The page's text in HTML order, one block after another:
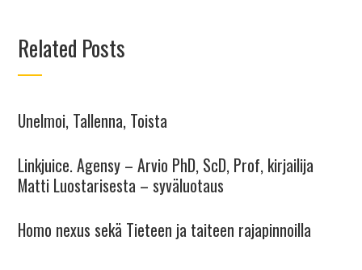
Related Posts
Unelmoi, Tallenna, Toista
Linkjuice. Agensy – Arvio PhD, ScD, Prof, kirjailija
Matti Luostarisesta – syväluotaus
Homo nexus sekä Tieteen ja taiteen rajapinnoilla